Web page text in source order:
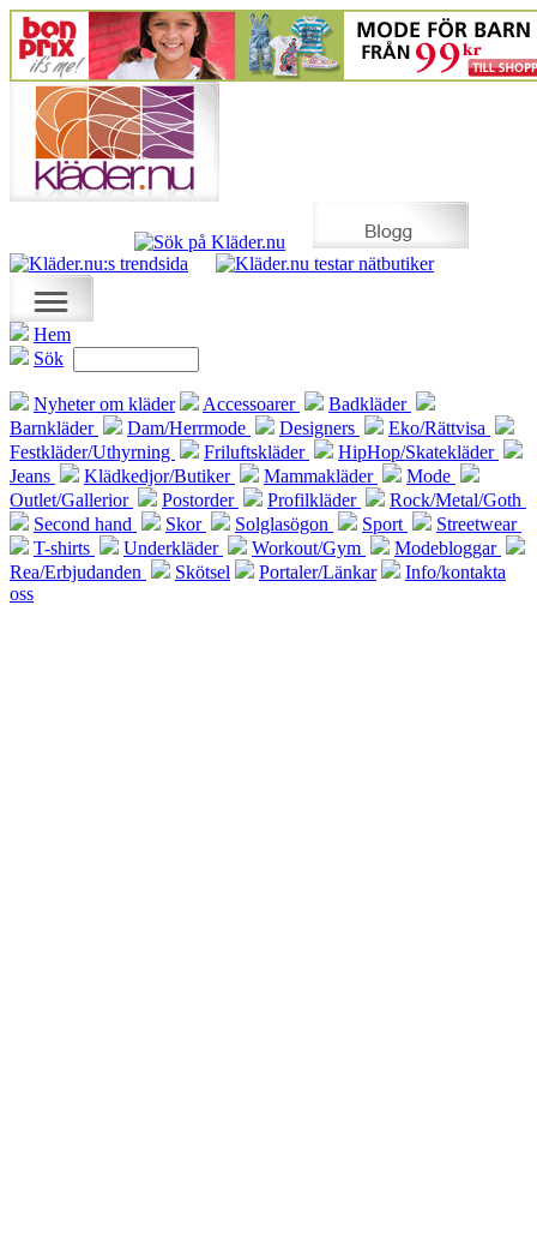
Hem
Sök
Nyheter om kläder Accessoarer
Badkläder
Barnkläder
Dam/Herrmode Designers
Eko/Rättvisa
Festkläder/Uthyrning
Friluftskläder
HipHop/Skatekläder
Jeans
Klädkedjor/Butiker Mammakläder
Mode
Outlet/Gallerior
Postorder Profilkläder
Rock/Metal/Goth
Second hand
Skor Solglasögon Sport
Streetwear
T-shirts
Underkläder Workout/Gym
Modebloggar
Rea/Erbjudanden
Skötsel Portaler/Länkar
Info/kontakta
oss